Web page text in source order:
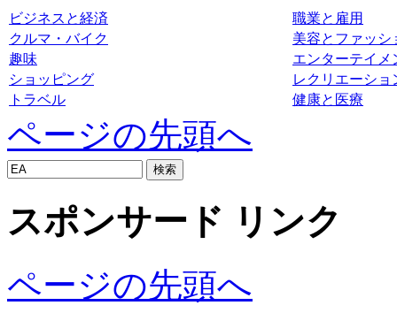
ビジネスと経済
職業と雇用
クルマ・バイク
美容とファッシ
趣味
エンターテイメ
ショッピング
レクリエーショ
トラベル
健康と医療
ページの先頭へ
スポンサード リンク
ページの先頭へ